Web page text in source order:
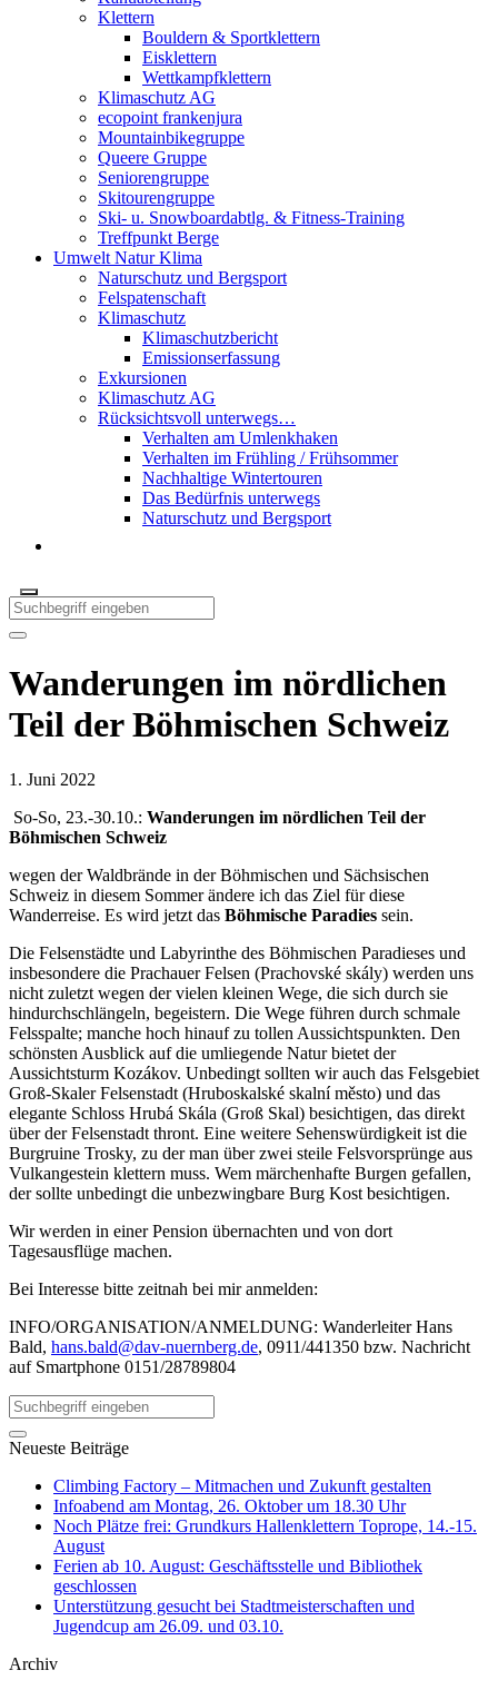
Klettern
Bouldern & Sportklettern
Eisklettern
Wettkampfklettern
Klimaschutz AG
ecopoint frankenjura
Mountainbikegruppe
Queere Gruppe
Seniorengruppe
Skitourengruppe
Ski- u. Snowboardabtlg. & Fitness-Training
Treffpunkt Berge
Umwelt Natur Klima
Naturschutz und Bergsport
Felspatenschaft
Klimaschutz
Klimaschutzbericht
Emissionserfassung
Exkursionen
Klimaschutz AG
Rücksichtsvoll unterwegs…
Verhalten am Umlenkhaken
Verhalten im Frühling / Frühsommer
Nachhaltige Wintertouren
Das Bedürfnis unterwegs
Naturschutz und Bergsport
Wanderungen im nördlichen
Teil der Böhmischen Schweiz
1. Juni 2022
So-So, 23.-30.10.: Wanderungen im nördlichen Teil der
Böhmischen Schweiz
wegen der Waldbrände in der Böhmischen und Sächsischen
Schweiz in diesem Sommer ändere ich das Ziel für diese
Wanderreise. Es wird jetzt das Böhmische Paradies sein.
Die Felsenstädte und Labyrinthe des Böhmischen Paradieses und
insbesondere die Prachauer Felsen (Prachovské skály) werden uns
nicht zuletzt wegen der vielen kleinen Wege, die sich durch sie
hindurchschlängeln, begeistern. Die Wege führen durch schmale
Felsspalte; manche hoch hinauf zu tollen Aussichtspunkten. Den
schönsten Ausblick auf die umliegende Natur bietet der
Aussichtsturm Kozákov. Unbedingt sollten wir auch das Felsgebiet
Groß-Skaler Felsenstadt (Hruboskalské skalní město) und das
elegante Schloss Hrubá Skála (Groß Skal) besichtigen, das direkt
über der Felsenstadt thront. Eine weitere Sehenswürdigkeit ist die
Burgruine Trosky, zu der man über zwei steile Felsvorsprünge aus
Vulkangestein klettern muss. Wem märchenhafte Burgen gefallen,
der sollte unbedingt die unbezwingbare Burg Kost besichtigen.
Wir werden in einer Pension übernachten und von dort
Tagesausflüge machen.
Bei Interesse bitte zeitnah bei mir anmelden:
INFO/ORGANISATION/ANMELDUNG: Wanderleiter Hans
Bald, hans.bald@dav-nuernberg.de, 0911/441350 bzw. Nachricht
auf Smartphone 0151/28789804
Neueste Beiträge
Climbing Factory – Mitmachen und Zukunft gestalten
Infoabend am Montag, 26. Oktober um 18.30 Uhr
Noch Plätze frei: Grundkurs Hallenklettern Toprope, 14.-15.
August
Ferien ab 10. August: Geschäftsstelle und Bibliothek
geschlossen
Unterstützung gesucht bei Stadtmeisterschaften und
Jugendcup am 26.09. und 03.10.
Archiv